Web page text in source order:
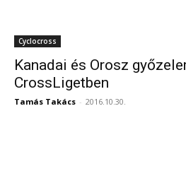
Cyclocross
Kanadai és Orosz
CrossLigetben
Tamás Takács - 2016.10.30.